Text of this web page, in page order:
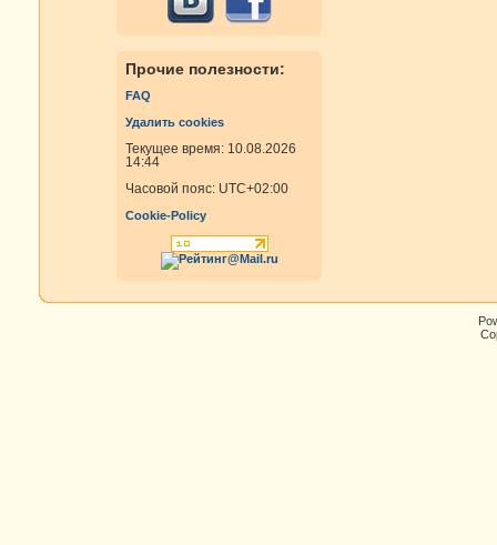
Прочие полезности:
FAQ
Удалить cookies
Текущее время: 10.08.2026
14:44
Часовой пояс: UTC+02:00
Cookie-Policy